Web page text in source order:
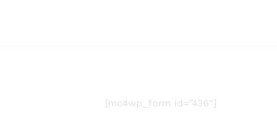
[mc4wp_form id=”436″]